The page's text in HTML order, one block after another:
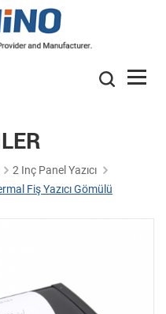
2 Inç Panel Yazıcı
Fiş Yazıcı Gömülü